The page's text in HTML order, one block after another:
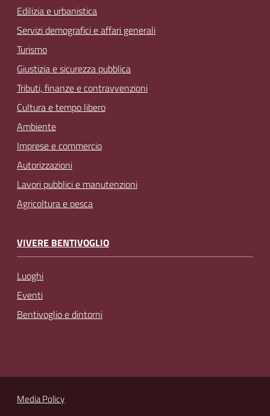
Edilizia e urbanistica
Servizi demografici e affari generali
Turismo
Giustizia e sicurezza pubblica
Tributi, finanze e contravvenzioni
Cultura e tempo libero
Ambiente
Imprese e commercio
Autorizzazioni
Lavori pubblici e manutenzioni
Agricoltura e pesca
VIVERE BENTIVOGLIO
Luoghi
Eventi
Bentivoglio e dintorni
Media Policy